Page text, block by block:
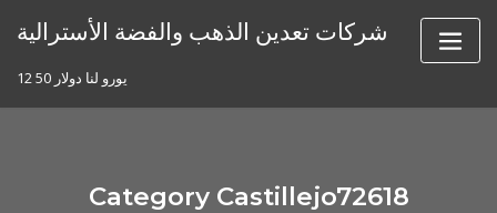
شركات تعدين الذهب والفضة الأسترالية
12 50 يورو لنا دولار
Category Castillejo72618